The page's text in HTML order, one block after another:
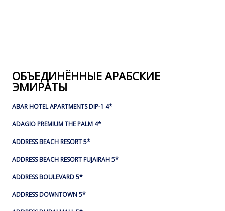
ОБЪЕДИНЁННЫЕ АРАБСКИЕ
ЭМИРАТЫ
ABAR HOTEL APARTMENTS DIP-1 4*
ADAGIO PREMIUM THE PALM 4*
ADDRESS BEACH RESORT 5*
ADDRESS BEACH RESORT FUJAIRAH 5*
ADDRESS BOULEVARD 5*
ADDRESS DOWNTOWN 5*